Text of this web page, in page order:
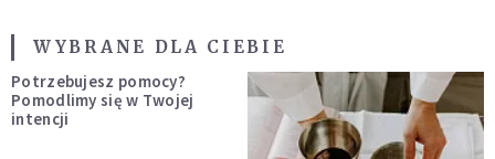
WYBRANE DLA CIEBIE
Potrzebujesz pomocy?
Pomodlimy się w Twojej
intencji